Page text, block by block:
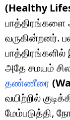
(Healthy
பாத்திரங்களை
வருகின்றனர்.
அதே சமயம்
தண்ணீரை
வயிற்றில்
மேம்படுத்தி,